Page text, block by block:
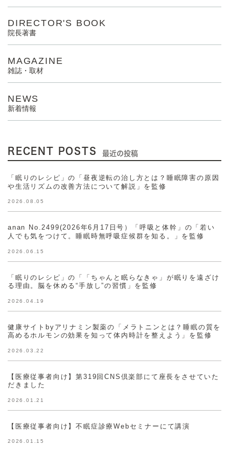
DIRECTOR'S BOOK
院長著書
MAGAZINE
雑誌・取材
NEWS
新着情報
RECENT POSTS 最近の投稿
「眠りのレシピ」の「昼夜逆転の治し方とは？睡眠障害の原因
や生活リズムの改善方法について解説」を監修
2026.08.05
anan No.2499(2026年6月17日号）「呼吸と体幹」の「若い
人でも気をつけて。睡眠時無呼吸症候群を知る。」を監修
2026.06.15
「眠りのレシピ」の「「ちゃんと眠らなきゃ」が眠りを遠ざけ
る理由。脳を休める“手放し”の習慣」を監修
2026.04.19
健康サイトbyアリナミン製薬の「メラトニンとは？睡眠の質を
高めるホルモンの効果を知って体内時計を整えよう」を監修
2026.03.22
【医療従事者向け】第319回CNS倶楽部にて座長をさせていた
だきました
2026.01.21
【医療従事者向け】不眠症診療Webセミナーにて講演
2026.01.15